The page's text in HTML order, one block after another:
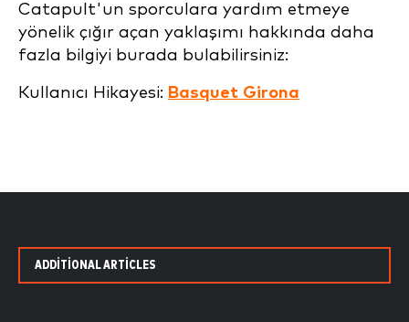
Catapult'un sporculara yardım etmeye
yönelik çığır açan yaklaşımı hakkında daha
fazla bilgiyi burada bulabilirsiniz:
Kullanıcı Hikayesi: Basquet Girona
ADDITIONAL ARTICLES